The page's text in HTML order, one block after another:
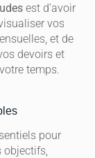
est d’avoir
vos
et de
devoirs et
temps.
pour
objectifs,